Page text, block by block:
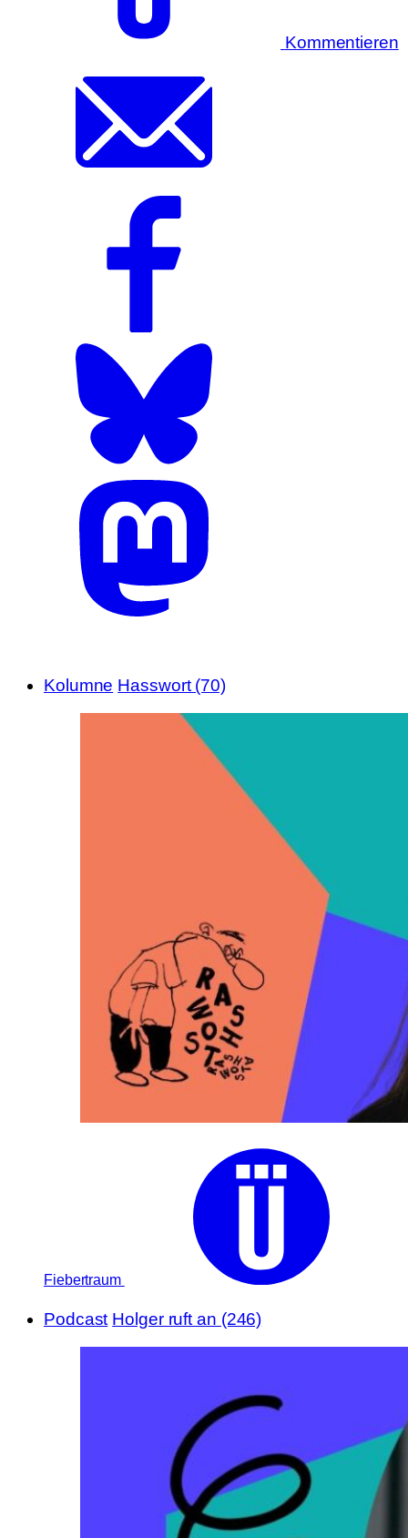
Kommentieren
Kolumne Hasswort (70)
Fiebertraum
Podcast Holger ruft an (246)